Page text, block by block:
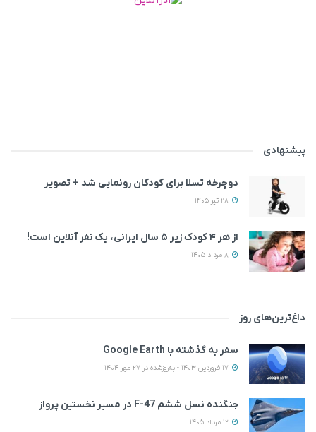
پیشنهادی
دوچرخه تسلا برای کودکان رونمایی شد + تصویر
از هر ۴ کودک زیر ۵ سال ایرانی، یک نفر آنلاین است!
داغ‌ترین‌های روز
سفر به گذشته با Google Earth
جنگنده نسل ششم F-47 در مسیر نخستین پرواز